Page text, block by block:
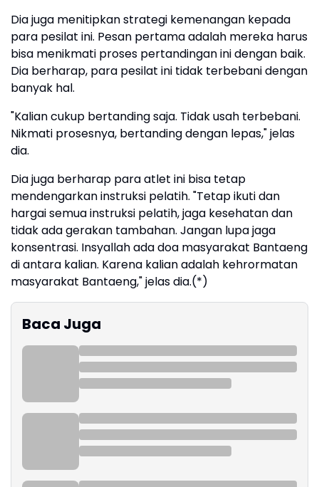
Dia juga menitipkan strategi kemenangan kepada
para pesilat ini. Pesan pertama adalah mereka harus
bisa menikmati proses pertandingan ini dengan baik.
Dia berharap, para pesilat ini tidak terbebani dengan
banyak hal.
"Kalian cukup bertanding saja. Tidak usah terbebani.
Nikmati prosesnya, bertanding dengan lepas," jelas
dia.
Dia juga berharap para atlet ini bisa tetap
mendengarkan instruksi pelatih. "Tetap ikuti dan
hargai semua instruksi pelatih, jaga kesehatan dan
tidak ada gerakan tambahan. Jangan lupa jaga
konsentrasi. Insyallah ada doa masyarakat Bantaeng
di antara kalian. Karena kalian adalah kehrormatan
masyarakat Bantaeng," jelas dia.(*)
Baca Juga